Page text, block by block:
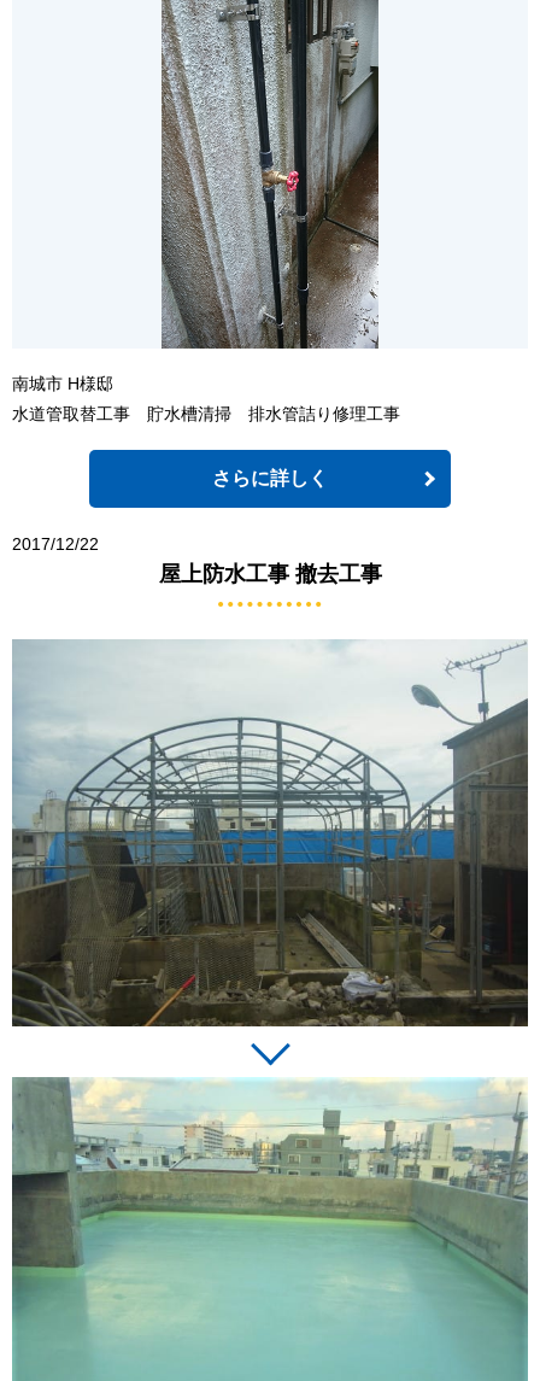
南城市 H様邸
水道管取替工事 貯水槽清掃 排水管詰り修理工事
さらに詳しく
2017/12/22
屋上防水工事 撤去工事